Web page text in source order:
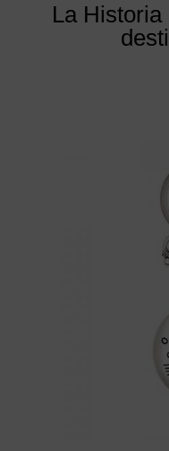
La Historia